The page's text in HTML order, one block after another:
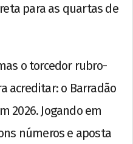
para as quartas de
o torcedor rubro-
acreditar: o Barradão
2026. Jogando em
números e aposta